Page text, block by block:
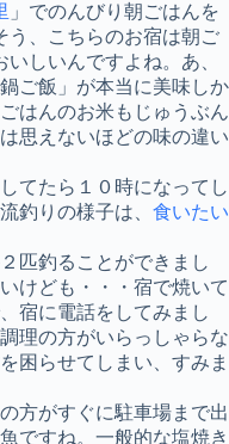
」でのんびり朝ごはんを
う、こちらのお宿は朝ご
しいんですよね。あ、
ご飯」が本当に美味しか
はんのお米もじゅうぶん
思えないほどの味の違い
てたら１０時になってし
釣りの様子は、 食いたい
匹釣ることができまし
けども・・・宿で焼いて
宿に電話をしてみまし
理の方がいらっしゃらな
困らせてしまい、すみま
方がすぐに駐車場まで出
ですね。一般的な塩焼き